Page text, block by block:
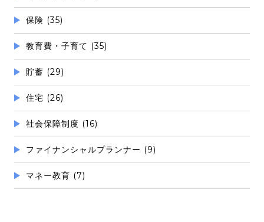
保険 (35)
教育費・子育て (35)
貯蓄 (29)
住宅 (26)
社会保障制度 (16)
ファイナンシャルプランナー (9)
マネー教育 (7)